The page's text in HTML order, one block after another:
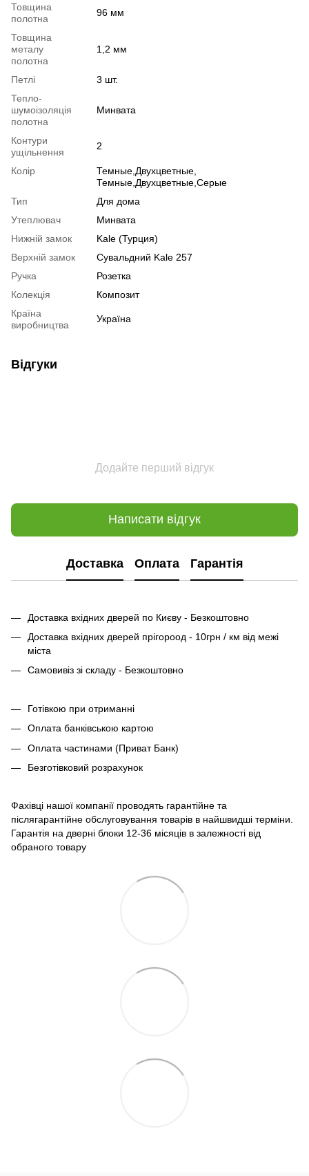
Товщина
полотна
96 мм
Товщина
металу
полотна
1,2 мм
Петлі
3 шт.
Тепло-
шумоізоляція
полотна
Минвата
Контури
ущільнення
2
Колір
Темные,Двухцветные,
Темные,Двухцветные,Серые
Тип
Для дома
Утеплювач
Минвата
Нижній замок
Kale (Турция)
Верхній замок
Сувальдний Kale 257
Ручка
Розетка
Колекція
Композит
Країна
виробництва
Україна
Відгуки
Додайте перший відгук
Написати відгук
Доставка Оплата Гарантія
Доставка вхідних дверей по Києву - Безкоштовно
Доставка вхідних дверей прігороод - 10грн / км від межі
міста
Самовивіз зі складу - Безкоштовно
Готівкою при отриманні
Оплата банківською картою
Оплата частинами (Приват Банк)
Безготівковий розрахунок
Фахівці нашої компанії проводять гарантійне та
післягарантійне обслуговування товарів в найшвидші терміни.
Гарантія на дверні блоки 12-36 місяців в залежності від
обраного товару